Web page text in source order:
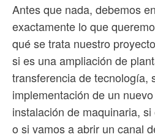
Antes que nada, debemos
exactamente lo que
qué se trata nuestro
si es una ampliación de
transferencia de tecnología,
implementación de un
instalación de maquinaria,
o si vamos a abrir un canal